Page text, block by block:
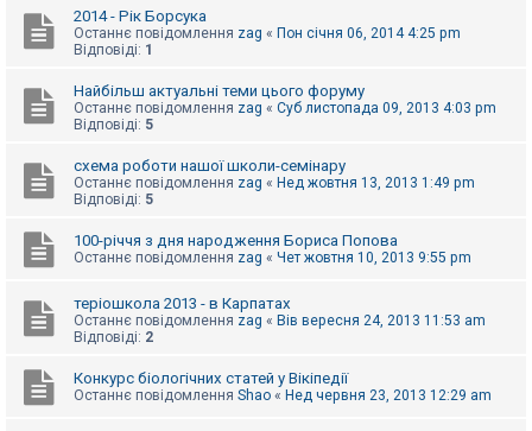
б
д
о
в
е
2014 - Рік Борсука
Останнє повідомлення zag « Пон січня 06, 2014 4:25 pm
Відповіді: 1
Найбільш актуальні теми цього форуму
Останнє повідомлення zag « Суб листопада 09, 2013 4:03 pm
Відповіді: 5
схема роботи нашої школи-семінару
Останнє повідомлення zag « Нед жовтня 13, 2013 1:49 pm
Відповіді: 5
100-річчя з дня народження Бориса Попова
Останнє повідомлення zag « Чет жовтня 10, 2013 9:55 pm
теріошкола 2013 - в Карпатах
Останнє повідомлення zag « Вів вересня 24, 2013 11:53 am
Відповіді: 2
Конкурс біологічних статей у Вікіпедії
Останнє повідомлення Shao « Нед червня 23, 2013 12:29 am